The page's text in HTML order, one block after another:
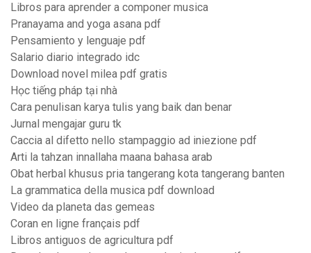
Libros para aprender a componer musica
Pranayama and yoga asana pdf
Pensamiento y lenguaje pdf
Salario diario integrado idc
Download novel milea pdf gratis
Học tiếng pháp tại nhà
Cara penulisan karya tulis yang baik dan benar
Jurnal mengajar guru tk
Caccia al difetto nello stampaggio ad iniezione pdf
Arti la tahzan innallaha maana bahasa arab
Obat herbal khusus pria tangerang kota tangerang banten
La grammatica della musica pdf download
Video da planeta das gemeas
Coran en ligne français pdf
Libros antiguos de agricultura pdf